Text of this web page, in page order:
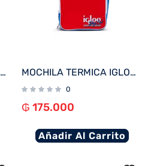
MOCHILA TERMICA IGLOO 12 LATAS RETRO LILA/AMARILLO 63074 MOCHILA TERMICA IGLOO 12 LATAS RETRO ROJO/AZUL 63075
0
₲ 175.000
Añadir Al Carrito